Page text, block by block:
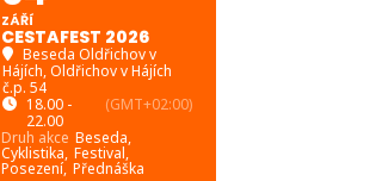
ZÁŘÍ
CESTAFEST 2026
Beseda Oldřichov v
Hájích, Oldřichov v Hájích
č.p. 54
18.00 -
22.00
(GMT+02:00)
Druh akce Beseda,
Cyklistika, Festival,
Posezení, Přednáška